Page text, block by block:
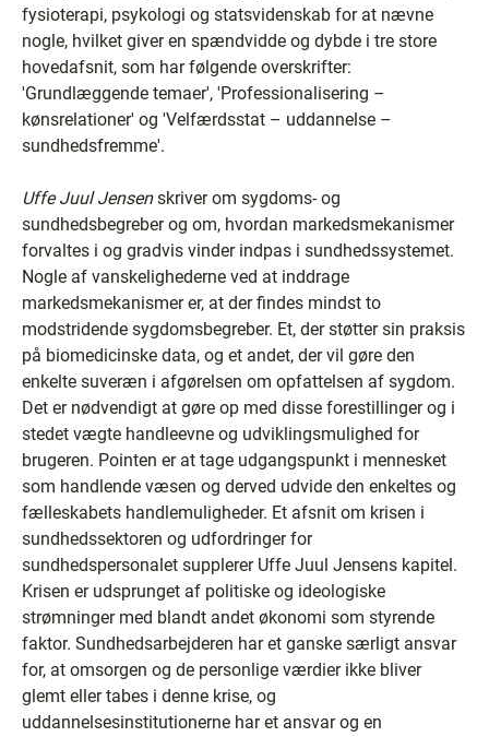
fysioterapi, psykologi og statsvidenskab for at nævne
nogle, hvilket giver en spændvidde og dybde i tre store
hovedafsnit, som har følgende overskrifter:
'Grundlæggende temaer', 'Professionalisering –
kønsrelationer' og 'Velfærdsstat – uddannelse –
sundhedsfremme'.
Uffe Juul Jensenskriver om sygdoms- og
sundhedsbegreber og om, hvordan markedsmekanismer
forvaltes i og gradvis vinder indpas i sundhedssystemet.
Nogle af vanskelighederne ved at inddrage
markedsmekanismer er, at der findes mindst to
modstridende sygdomsbegreber. Et, der støtter sin praksis
på biomedicinske data, og et andet, der vil gøre den
enkelte suveræn i afgørelsen om opfattelsen af sygdom.
Det er nødvendigt at gøre op med disse forestillinger og i
stedet vægte handleevne og udviklingsmulighed for
brugeren. Pointen er at tage udgangspunkt i mennesket
som handlende væsen og derved udvide den enkeltes og
fælleskabets handlemuligheder. Et afsnit om krisen i
sundhedssektoren og udfordringer for
sundhedspersonalet supplerer Uffe Juul Jensens kapitel.
Krisen er udsprunget af politiske og ideologiske
strømninger med blandt andet økonomi som styrende
faktor. Sundhedsarbejderen har et ganske særligt ansvar
for, at omsorgen og de personlige værdier ikke bliver
glemt eller tabes i denne krise, og
uddannelsesinstitutionerne har et ansvar og en